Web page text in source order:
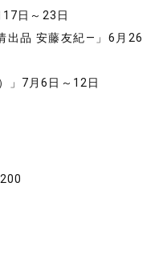
日～23日
出品 安藤友紀―」6月26
」7月6日～12日